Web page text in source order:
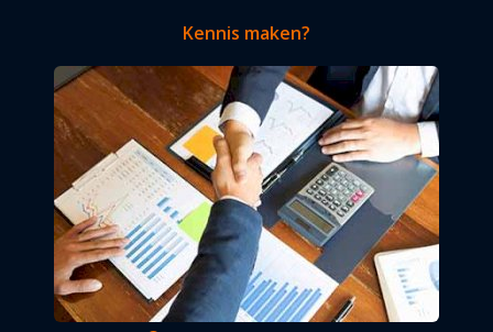
Kennis maken?